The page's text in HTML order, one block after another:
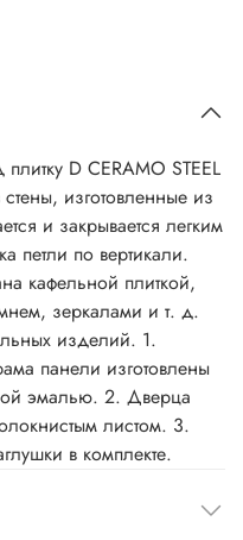
D CERAMO STEEL
изготовленные из
и закрывается легким
петли по вертикали.
кафельной плиткой,
зеркалами и т. д.
изделий. 1.
панели изготовлены
эмалью. 2. Дверца
листом. 3.
в комплекте.